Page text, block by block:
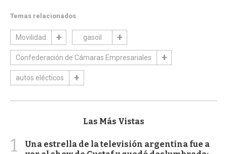
Temas relacionados
Movilidad gasoil
Confederación de Cámaras Empresariales
autos elécticos
Las Más Vistas
1
Una estrella de la televisión argentina fue a